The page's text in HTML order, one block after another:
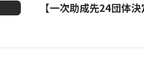
【一次助成先24団体